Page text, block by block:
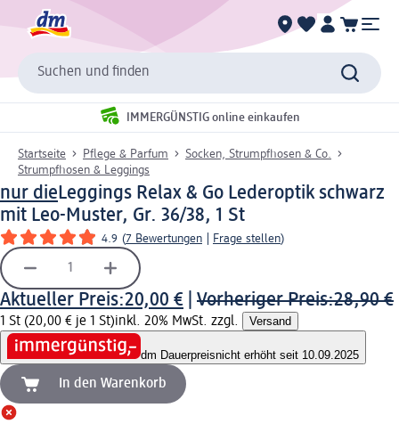
Suchen und finden
IMMERGÜNSTIG online einkaufen
Startseite Pflege & Parfum
Socken, Strumpfhosen & Co.
Strumpfhosen & Leggings
nur dieLeggings Relax & Go Lederoptik schwarz
mit Leo-Muster, Gr. 36/38, 1 St
4.9 (7 Bewertungen Frage stellen)
Aktueller Preis:20,00 € Vorheriger Preis:28,90 €
1 St (20,00 € je 1 St)inkl. 20% MwSt. zzgl. Versand
dm Dauerpreisnicht erhöht seit 10.09.2025
In den Warenkorb